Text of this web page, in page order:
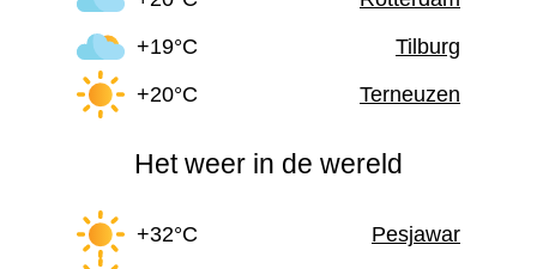
+19°C
Tilburg
+20°C
Terneuzen
Het weer in de wereld
+32°C Pesjawar